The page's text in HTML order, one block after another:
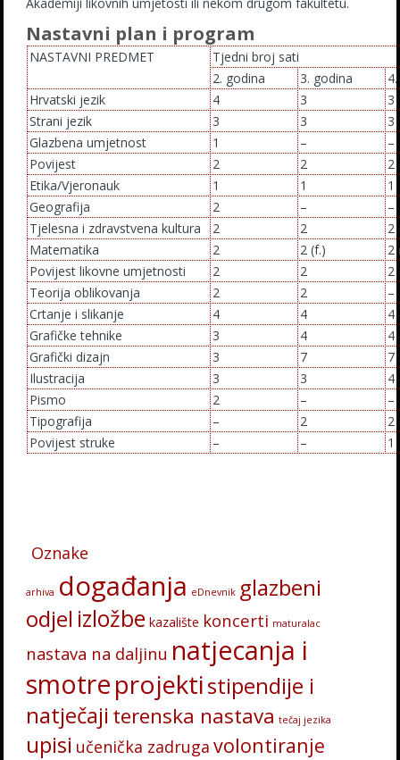
Nastavni plan i program
NASTAVNI PREDMET
Tjedni broj sati
2. godina
3. godina
Hrvatski jezik
4 3
3
Strani jezik
3 3
3
Glazbena umjetnost
1 –
–
Povijest
2 2
2
Etika/Vjeronauk
1 1
1
Geografija
2 –
–
Tjelesna i zdravstvena kultura
2 2
2
Matematika
2 2 (f.)
2
Povijest likovne umjetnosti
2 2
2
Teorija oblikovanja
2 2
–
Crtanje i slikanje
4 4
4
Grafičke tehnike
3 4
4
Grafički dizajn
3 7
7
Ilustracija
3 3
4
Pismo
2 –
–
Tipografija
– 2
2
Povijest struke
– – 1
Oznake
arhiva događanja eDnevnik glazbeni
odjel izložbe kazalište koncerti maturalac
nastava na daljinu natjecanja i
smotreprojektistipendije i
natječaji terenska nastava tečaj jezika
upisi učenička zadruga volontiranje